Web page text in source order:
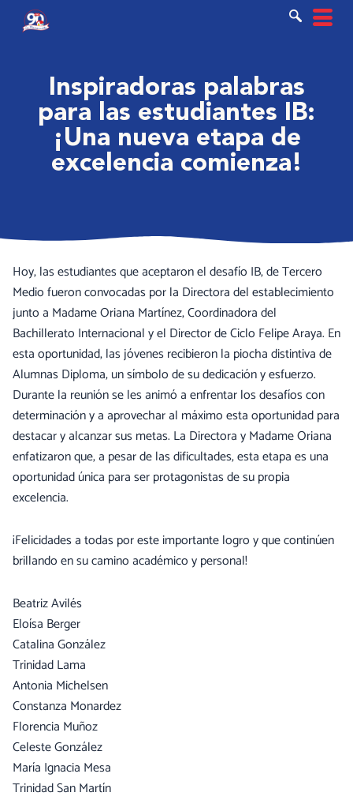
Inspiradoras palabras
para las estudiantes IB:
¡Una nueva etapa de
excelencia comienza!
Hoy, las estudiantes que aceptaron el desafío IB, de Tercero
Medio fueron convocadas por la Directora del establecimiento
junto a Madame Oriana Martínez, Coordinadora del
Bachillerato Internacional y el Director de Ciclo Felipe Araya. En
esta oportunidad, las jóvenes recibieron la piocha distintiva de
Alumnas Diploma, un símbolo de su dedicación y esfuerzo.
Durante la reunión se les animó a enfrentar los desafíos con
determinación y a aprovechar al máximo esta oportunidad para
destacar y alcanzar sus metas. La Directora y Madame Oriana
enfatizaron que, a pesar de las dificultades, esta etapa es una
oportunidad única para ser protagonistas de su propia
excelencia.
¡Felicidades a todas por este importante logro y que continúen
brillando en su camino académico y personal!
Beatriz Avilés
Eloísa Berger
Catalina González
Trinidad Lama
Antonia Michelsen
Constanza Monardez
Florencia Muñoz
Celeste González
María Ignacia Mesa
Trinidad San Martín